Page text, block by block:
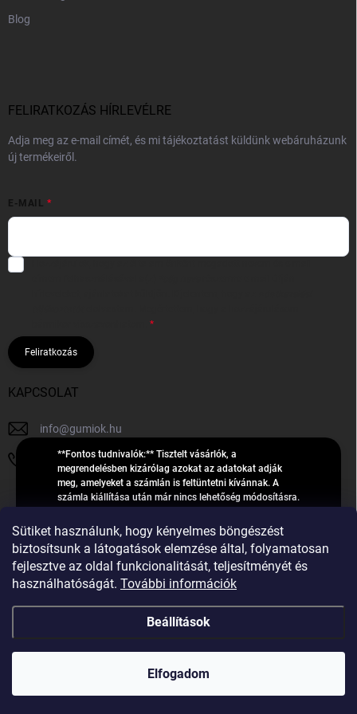
Sütiket használunk, hogy kényelmes böngészést
biztosítsunk a látogatások elemzése által, folyamatosan
fejlesztve az oldal funkcionalitását, teljesítményét és
használhatóságát. További információk
Beállítások
Elfogadom
**Fontos tudnivalók:** Tisztelt vásárlók, a
megrendelésben kizárólag azokat az adatokat adják
meg, amelyeket a számlán is feltüntetni kívánnak. A
számla kiállítása után már nincs lehetőség módosításra.
feldolgozása” státusz alatt van lehetőség! Csak új,
**2023-ban, 2024-ben vagy 2025-ben** gyártott
gumiabroncsokat árusítunk – a gumik **pontos DOT-
számáról nem adunk felvilágosítást**! Köszönjük. A
feldolgozás alatt álló nagyszámú megrendelésre
vagy feldolgozásáról való tájékoztatásra. Csak
válaszolunk a **[gumisuperke@gmail.com]
(mailto:gumisuperke@gmail.com)** címre küldött e-mail
Blog
FELIRATKOZÁS HÍRLEVÉLRE
Adja meg az e-mail címét, és mi tájékoztatást küldünk webáruházunk
új termékeiről.
E-MAIL
Feliratkozás
KAPCSOLAT
info@gumiok.hu
+36705429902
R
U
K
E
R
Árukereső.hu
gumiok
GumiOK.hu webáruház